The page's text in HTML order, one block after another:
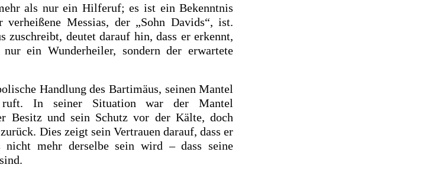
als nur ein Hilferuf; es ist ein Bekenntnis
verheißene Messias, der „Sohn Davids“, ist.
zuschreibt, deutet darauf hin, dass er erkennt,
ein Wunderheiler, sondern der erwartete
Handlung des Bartimäus, seinen Mantel
ruft. In seiner Situation war der Mantel
Besitz und sein Schutz vor der Kälte, doch
Dies zeigt sein Vertrauen darauf, dass er
nicht mehr derselbe sein wird – dass seine